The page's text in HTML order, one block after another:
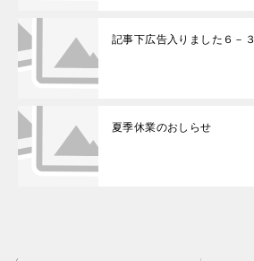
記事下広告入りました６－３
夏季休業のおしらせ